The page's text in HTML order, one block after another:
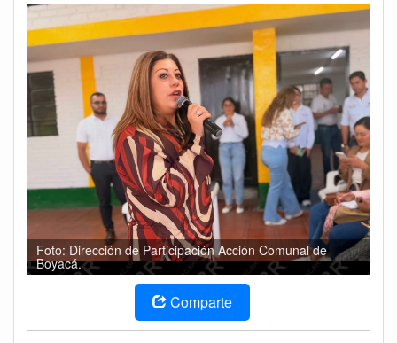
Foto: Dirección de Participación Acción Comunal de
Boyacá.
Comparte